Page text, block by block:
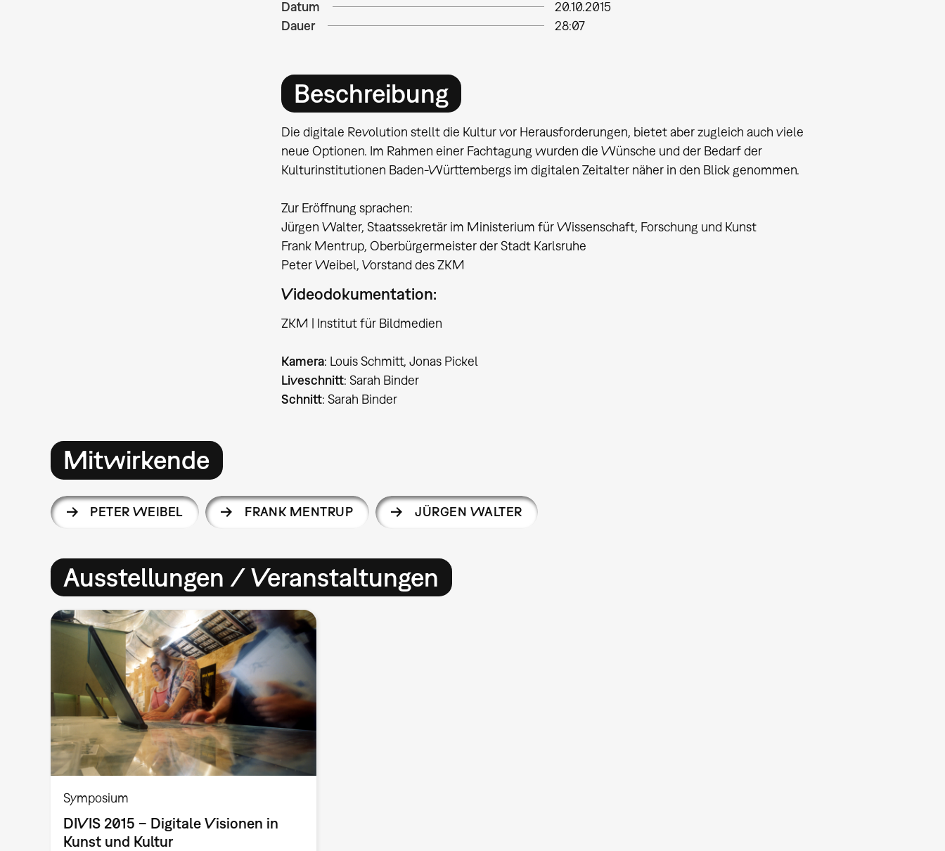
Datum
20.10.2015
Dauer
28:07
Beschreibung
Die digitale Revolution stellt die Kultur vor Herausforderungen, bietet aber zugleich auch viele
neue Optionen. Im Rahmen einer Fachtagung wurden die Wünsche und der Bedarf der
Kulturinstitutionen Baden-Württembergs im digitalen Zeitalter näher in den Blick genommen.
Zur Eröffnung sprachen:
Jürgen Walter, Staatssekretär im Ministerium für Wissenschaft, Forschung und Kunst
Frank Mentrup, Oberbürgermeister der Stadt Karlsruhe
Peter Weibel, Vorstand des ZKM
Videodokumentation:
ZKM | Institut für Bildmedien
Kamera: Louis Schmitt, Jonas Pickel
Liveschnitt: Sarah Binder
Schnitt: Sarah Binder
Mitwirkende
PETER WEIBEL FRANK MENTRUP JÜRGEN WALTER
Ausstellungen / Veranstaltungen
Symposium
DIVIS 2015 – Digitale Visionen in
Kunst und Kultur